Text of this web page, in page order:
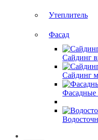
Утеплитель
Фасад
Сайдинг
Сайдинг
Фасадные